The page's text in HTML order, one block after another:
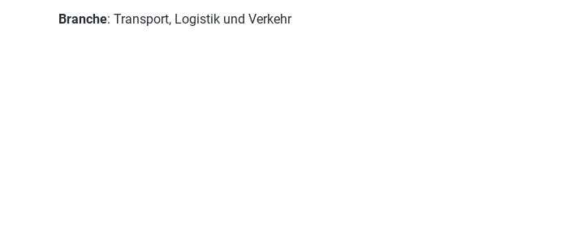
Branche: Transport, Logistik und Verkehr